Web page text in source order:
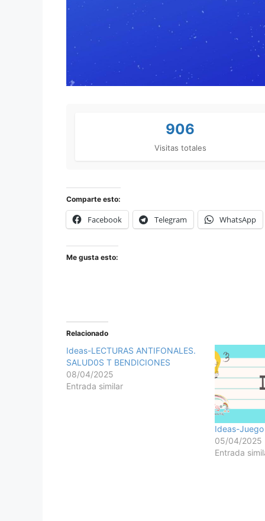
906
Visitas totales
Comparte esto:
Facebook Telegram WhatsApp
Me gusta esto:
Relacionado
Ideas-LECTURAS ANTIFONALES.
SALUD0S T BENDICIONES
08/04/2025
Entrada similar
Ideas-
05/04/2025
Entrada